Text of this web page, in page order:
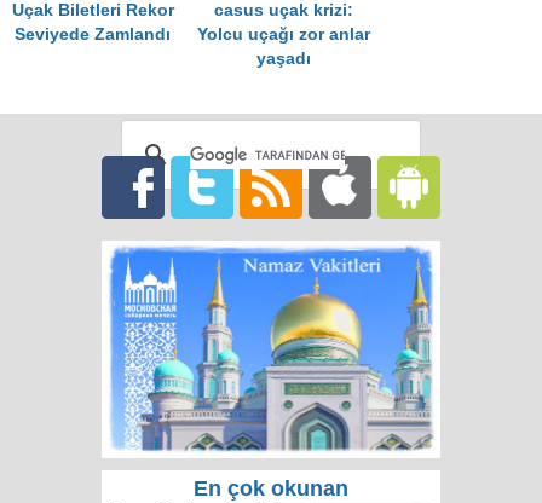
Uçak Biletleri Rekor
Seviyede Zamlandı
casus uçak krizi:
Yolcu uçağı zor anlar
yaşadı
En çok okunan